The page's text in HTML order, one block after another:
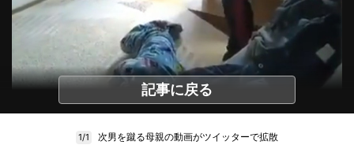
記事に戻る
1/1 次男を蹴る母親の動画がツイッターで拡散